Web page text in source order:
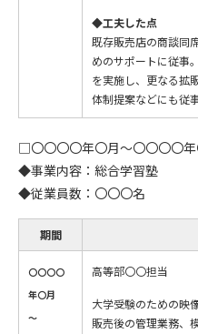
◆工夫した点
既存販売店の商談同
めのサポートに従事
を実施し、更なる拡
体制提案などにも従事
□〇〇〇〇年〇月～〇〇〇〇
◆事業内容：総合学習塾
◆従業員数：〇〇〇名
期間
〇〇〇〇
年〇月
～
高等部〇〇担当
大学受験のための映
販売後の管理業務、